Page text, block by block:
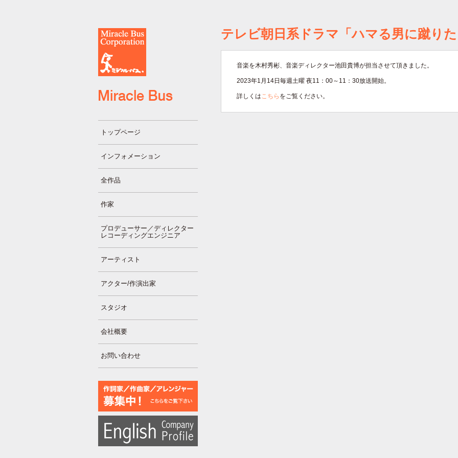
トップページ
インフォメーション
全作品
作家
プロデューサー／ディレクター
レコーディングエンジニア
アーティスト
アクター/作演出家
スタジオ
会社概要
お問い合わせ
テレビ朝日系ドラマ「ハマる男に蹴り
音楽を木村秀彬、音楽ディレクター池田貴博が担当させて頂きました。
2023年1月14日毎週土曜 夜11：00～11：30放送開始。
詳しくはこちら をご覧ください。